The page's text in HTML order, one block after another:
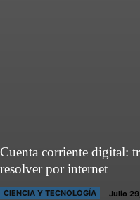
Cuenta corriente digital:
resolver por internet
CIENCIA Y TECNOLOGÍA Julio